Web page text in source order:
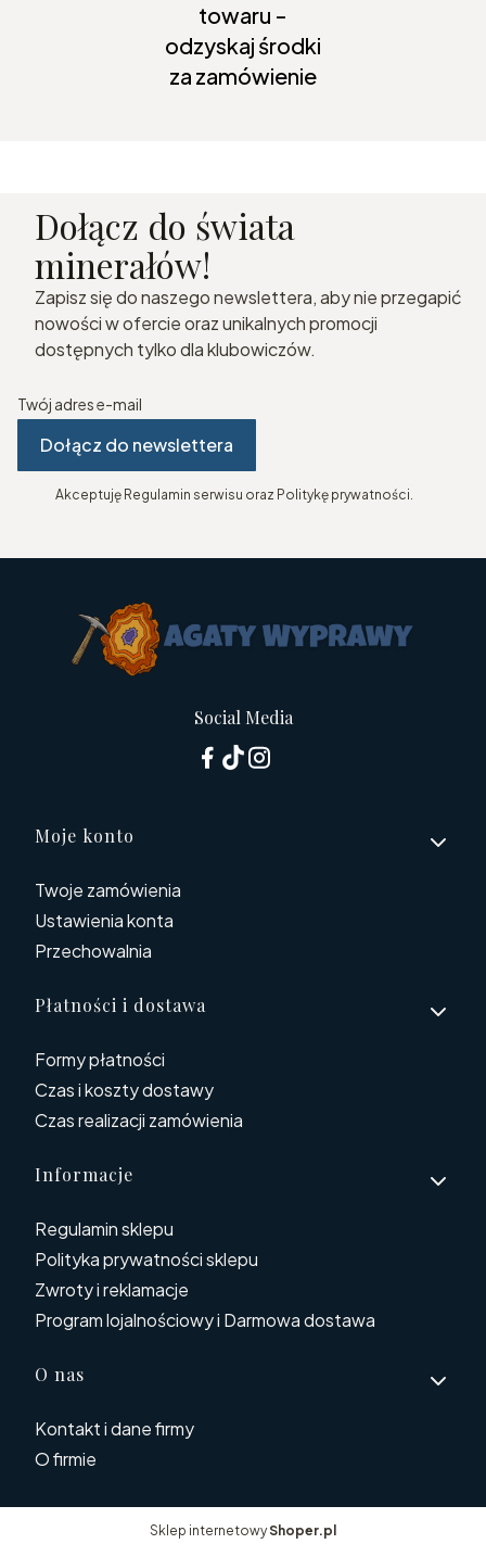
towaru -
odzyskaj środki
za zamówienie
Dołącz do świata
minerałów!
Zapisz się do naszego newslettera, aby nie przegapić
nowości w ofercie oraz unikalnych promocji
dostępnych tylko dla klubowiczów.
Twój adres e-mail
Dołącz do newslettera
Akceptuję Regulamin serwisu oraz Politykę prywatności.
Social Media
Linki w stopce
Moje konto
Twoje zamówienia
Ustawienia konta
Przechowalnia
Płatności i dostawa
Formy płatności
Czas i koszty dostawy
Czas realizacji zamówienia
Informacje
Regulamin sklepu
Polityka prywatności sklepu
Zwroty i reklamacje
Program lojalnościowy i Darmowa dostawa
O nas
Kontakt i dane firmy
O firmie
Sklep internetowyShoper.pl